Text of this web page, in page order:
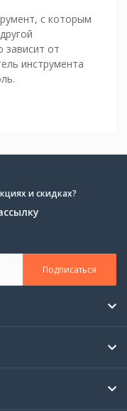
с которым
зависит от
инструмента
и скидках?
Подписаться